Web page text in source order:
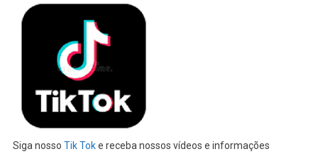
Siga nosso Tik Toke receba nossos vídeos e informações